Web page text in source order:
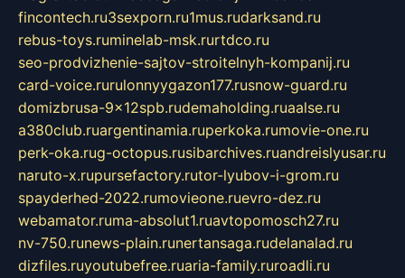
fincontech.ru3sexporn.ru1mus.rudarksand.ru
rebus-toys.ruminelab-msk.rurtdco.ru
seo-prodvizhenie-sajtov-stroitelnyh-kompanij.ru
card-voice.rurulonnyygazon177.rusnow-guard.ru
domizbrusa-9x12spb.rudemaholding.ruaalse.ru
a380club.ruargentinamia.ruperkoka.rumovie-one.ru
perk-oka.rug-octopus.rusibarchives.ruandreislyusar.ru
naruto-x.rupursefactory.rutor-lyubov-i-grom.ru
spayderhed-2022.rumovieone.ruevro-dez.ru
webamator.ruma-absolut1.ruavtopomosch27.ru
nv-750.runews-plain.runertansaga.rudelanalad.ru
dizfiles.ruyoutubefree.ruaria-family.ruroadli.ru